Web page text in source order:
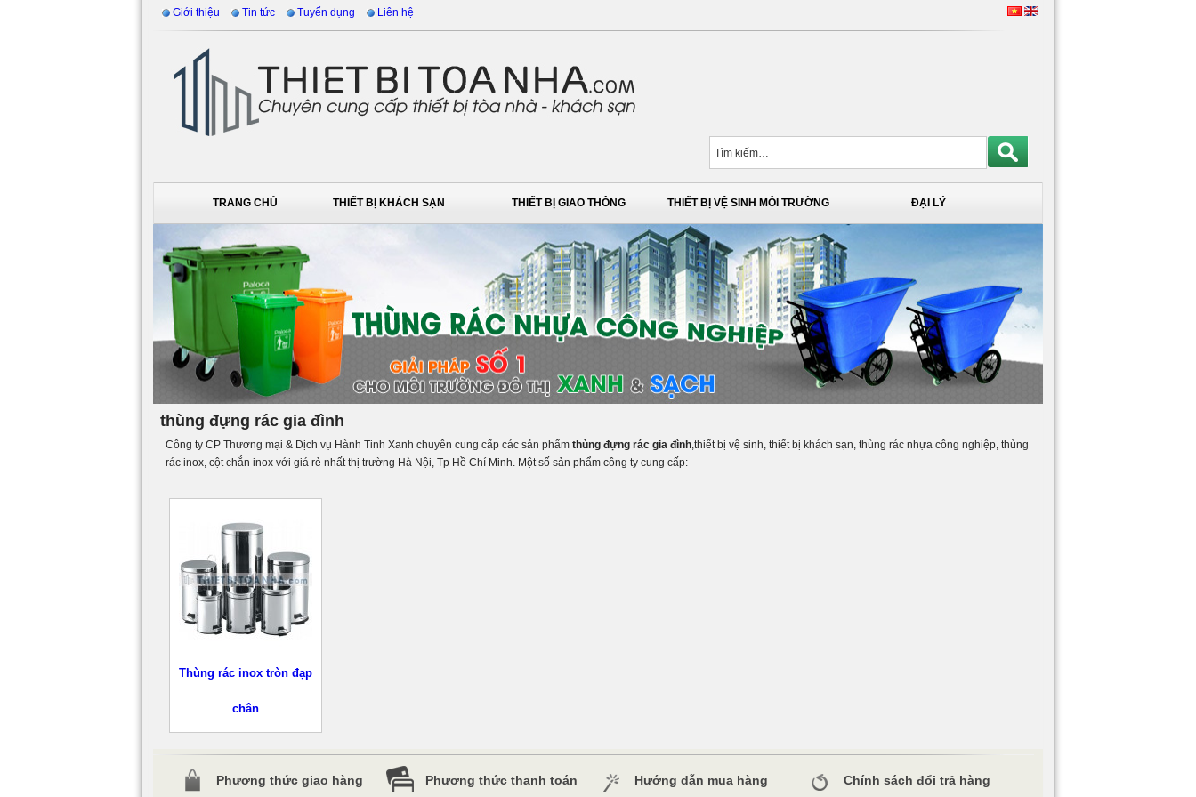
Giới thiệu Tin tức Tuyển dụng Liên hệ
TRANG CHỦ THIẾT BỊ KHÁCH SẠN THIẾT BỊ GIAO THÔNG THIẾT BỊ VỆ SINH MÔI TRƯỜNG ĐẠI LÝ
thùng đựng rác gia đình
Công ty CP Thương mại & Dịch vụ Hành Tinh Xanh chuyên cung cấp các sản phẩm thùng đựng rác gia đình,thiết bị vệ sinh, thiết bị khách sạn, thùng rác nhựa công nghiệp, thùng
rác inox, cột chắn inox với giá rẻ nhất thị trường Hà Nội, Tp Hồ Chí Minh. Một số sản phẩm công ty cung cấp:
Thùng rác inox tròn đạp
chân
Phương thức giao hàng Phương thức thanh toán Hướng dẫn mua hàng Chính sách đổi trả hàng